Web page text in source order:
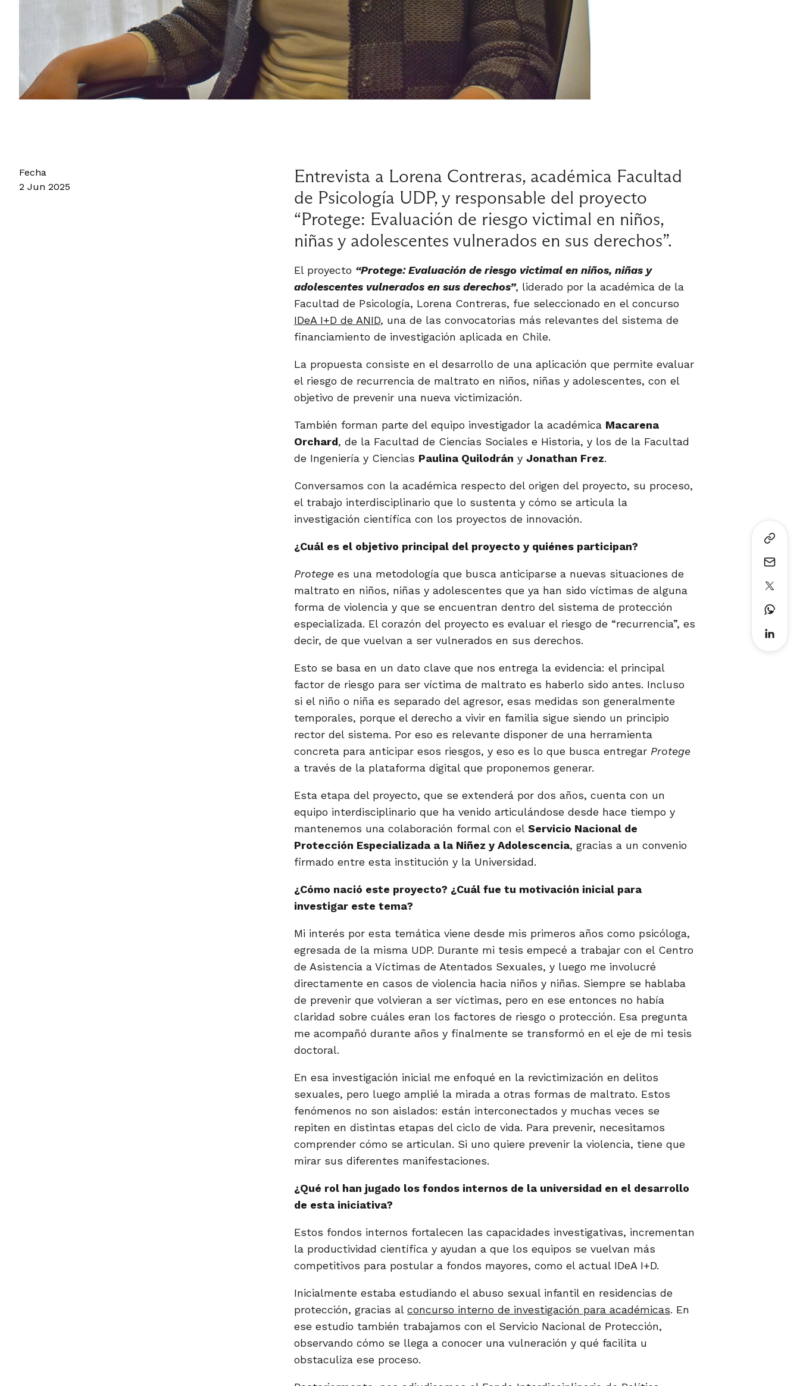
Fecha
2 Jun 2025
Entrevista a Lorena Contreras, académica Facultad
de Psicología UDP, y responsable del proyecto
“Protege: Evaluación de riesgo victimal en niños,
niñas y adolescentes vulnerados en sus derechos”.
El proyecto “Protege: Evaluación de riesgo victimal en niños, niñas y
adolescentes vulnerados en sus derechos”, liderado por la académica de la
Facultad de Psicología, Lorena Contreras, fue seleccionado en el concurso
IDeA I+D de ANID, una de las convocatorias más relevantes del sistema de
financiamiento de investigación aplicada en Chile.
La propuesta consiste en el desarrollo de una aplicación que permite evaluar
el riesgo de recurrencia de maltrato en niños, niñas y adolescentes, con el
objetivo de prevenir una nueva victimización.
También forman parte del equipo investigador la académica Macarena
Orchard, de la Facultad de Ciencias Sociales e Historia, y los de la Facultad
de Ingeniería y Ciencias Paulina Quilodrán y Jonathan Frez.
Conversamos con la académica respecto del origen del proyecto, su proceso,
el trabajo interdisciplinario que lo sustenta y cómo se articula la
investigación científica con los proyectos de innovación.
¿Cuál es el objetivo principal del proyecto y quiénes participan?
Protege es una metodología que busca anticiparse a nuevas situaciones de
maltrato en niños, niñas y adolescentes que ya han sido víctimas de alguna
forma de violencia y que se encuentran dentro del sistema de protección
especializada. El corazón del proyecto es evaluar el riesgo de “recurrencia”, es
decir, de que vuelvan a ser vulnerados en sus derechos.
Esto se basa en un dato clave que nos entrega la evidencia: el principal
factor de riesgo para ser víctima de maltrato es haberlo sido antes. Incluso
si el niño o niña es separado del agresor, esas medidas son generalmente
temporales, porque el derecho a vivir en familia sigue siendo un principio
rector del sistema. Por eso es relevante disponer de una herramienta
concreta para anticipar esos riesgos, y eso es lo que busca entregar Protege
a través de la plataforma digital que proponemos generar.
Esta etapa del proyecto, que se extenderá por dos años, cuenta con un
equipo interdisciplinario que ha venido articulándose desde hace tiempo y
mantenemos una colaboración formal con el Servicio Nacional de
Protección Especializada a la Niñez y Adolescencia, gracias a un convenio
firmado entre esta institución y la Universidad.
¿Cómo nació este proyecto? ¿Cuál fue tu motivación inicial para
investigar este tema?
Mi interés por esta temática viene desde mis primeros años como psicóloga,
egresada de la misma UDP. Durante mi tesis empecé a trabajar con el Centro
de Asistencia a Víctimas de Atentados Sexuales, y luego me involucré
directamente en casos de violencia hacia niños y niñas. Siempre se hablaba
de prevenir que volvieran a ser víctimas, pero en ese entonces no había
claridad sobre cuáles eran los factores de riesgo o protección. Esa pregunta
me acompañó durante años y finalmente se transformó en el eje de mi tesis
doctoral.
En esa investigación inicial me enfoqué en la revictimización en delitos
sexuales, pero luego amplié la mirada a otras formas de maltrato. Estos
fenómenos no son aislados: están interconectados y muchas veces se
repiten en distintas etapas del ciclo de vida. Para prevenir, necesitamos
comprender cómo se articulan. Si uno quiere prevenir la violencia, tiene que
mirar sus diferentes manifestaciones.
¿Qué rol han jugado los fondos internos de la universidad en el desarrollo
de esta iniciativa?
Estos fondos internos fortalecen las capacidades investigativas, incrementan
la productividad científica y ayudan a que los equipos se vuelvan más
competitivos para postular a fondos mayores, como el actual IDeA I+D.
Inicialmente estaba estudiando el abuso sexual infantil en residencias de
protección, gracias al concurso interno de investigación para académicas. En
ese estudio también trabajamos con el Servicio Nacional de Protección,
observando cómo se llega a conocer una vulneración y qué facilita u
obstaculiza ese proceso.